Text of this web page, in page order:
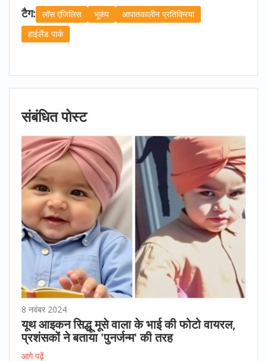
टैग: लॉस एंजिलिस भूकंप
आपातकालीन प्रतिक्रिया
हाईलैंड पार्क
संबंधित पोस्ट
8 नवंबर 2024
यूथ आइकन सिद्धू मूसे वाला के भाई की फोटो वायरल,
प्रशंसकों ने बताया 'पुनर्जन्म' की तरह
आगे पढ़ें